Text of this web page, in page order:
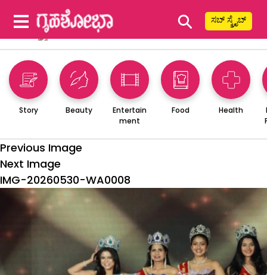
⚲ ಸಬ್ ಸ್ಕ್ರೈಬ್
Story Beauty
Entertain
ment
Food Health
Previous Image
Next Image
IMG-20260530-WA0008